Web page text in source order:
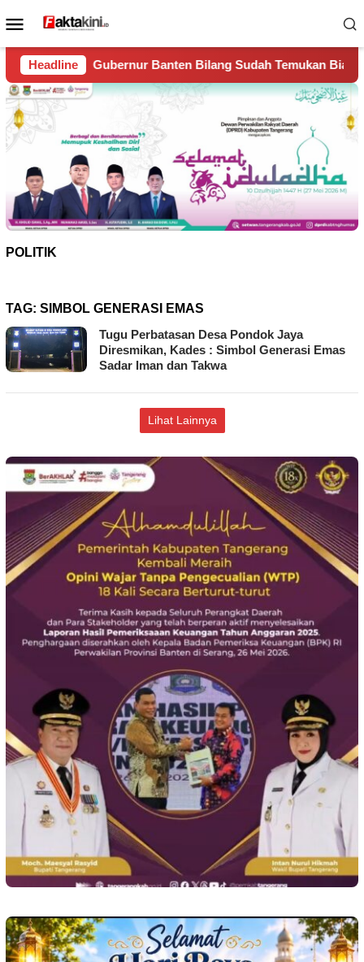
ke
Menu
Mobile
Headline
Banten Bilang Sudah Temukan Biang Kerok Sungai Cisadane
POLITIK
TAG: SIMBOL GENERASI EMAS
Tugu Perbatasan Desa Pondok Jaya
Diresmikan, Kades : Simbol Generasi Emas
Sadar Iman dan Takwa
Lihat Lainnya